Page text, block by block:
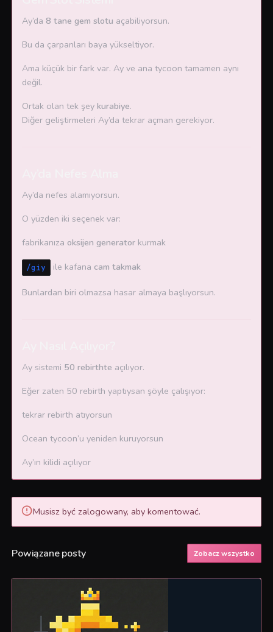
Ay’da 8 tane gem slotu açabiliyorsun.
Bu da çarpanları baya yükseltiyor.
Ama küçük bir fark var. Ay ve ana tycoon tamamen aynı
değil.
Ortak olan tek şey kurabiye.
Diğer geliştirmeleri Ay’da tekrar açman gerekiyor.
Ay’da nefes alamıyorsun.
O yüzden iki seçenek var:
fabrikanıza oksijen generator kurmak
/giy ile kafana cam takmak
Bunlardan biri olmazsa hasar almaya başlıyorsun.
Ay sistemi 50 rebirthte açılıyor.
Eğer zaten 50 rebirth yaptıysan şöyle çalışıyor:
tekrar rebirth atıyorsun
Ocean tycoon’u yeniden kuruyorsun
Ay’ın kilidi açılıyor
Musisz być zalogowany, aby komentować.
Powiązane posty Zobacz wszystko